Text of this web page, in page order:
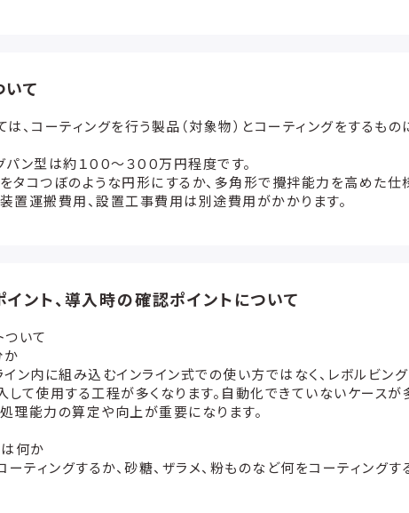
て
、コーティングを行う製品（対象物）とコーティングをするも
ン型は約１００～３００万円程度です。
タコつぼのような円形にするか、多角形で攪拌能力を高めた仕
置運搬費用、設置工事費用は別途費用がかかります。
ント、導入時の確認ポイントについて
ついて
か
ン内に組み込むインライン式での使い方ではなく、レボルビン
して使用する工程が多くなります。自動化できていないケース
理能力の算定や向上が重要になります。
は何か
ーティングするか、砂糖、ザラメ、粉ものなど何をコーティング